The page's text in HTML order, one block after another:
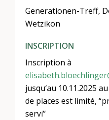
Generationen-Treff,
Wetzikon
INSCRIPTION
Inscription à
jusqu’au 10.11.2025
de places est limité,
servi”